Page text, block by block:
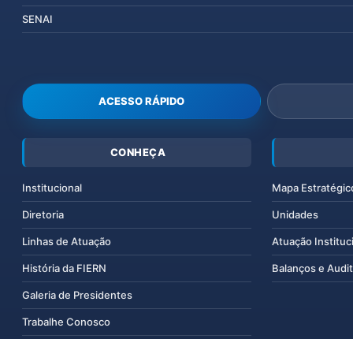
SENAI
ACESSO RÁPIDO
CONHEÇA
Institucional
Diretoria
Linhas de Atuação
História da FIERN
Galeria de Presidentes
Trabalhe Conosco
Mapa
Unidades
Atuação
Balanços e